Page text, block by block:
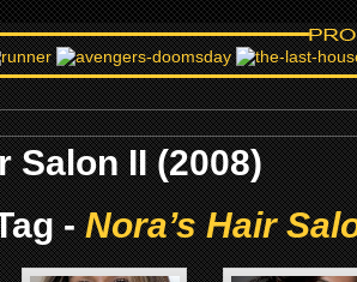
Salon II (2008)
-Nora’s Hair